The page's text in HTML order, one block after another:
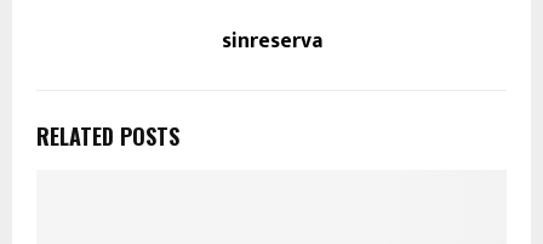
sinreserva
RELATED POSTS